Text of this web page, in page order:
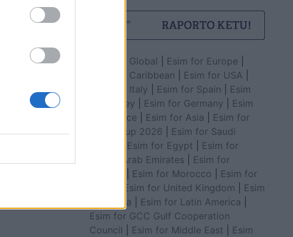
Esim for Global Esim for Europe
Esim for Caribbean
Esim for USA
Esim for Italy
Esim for Spain
Esim
for Turkey
Esim for Germany
Esim
for Greece
Esim for Asia
Esim for
World Cup 2026
Esim for Saudi
Esim for Egypt
Esim for
United Arab Emirates
Esim for
Esim for Morocco
Esim for
Esim for United Kingdom
Esim
for Africa
Esim for Latin America
Esim for GCC Gulf Cooperation
Council
Esim for Middle East
Esim